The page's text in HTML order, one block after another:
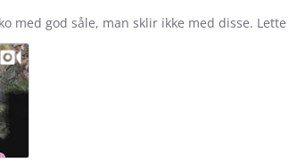
med god såle, man sklir ikke med disse.